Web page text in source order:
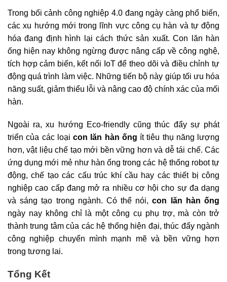
Trong bối cảnh công nghiệp 4.0 đang ngày càng phổ biến,
các xu hướng mới trong lĩnh vực công cụ hàn và tự động
hóa đang định hình lại cách thức sản xuất. Con lăn hàn
ống hiện nay không ngừng được nâng cấp về công nghệ,
tích hợp cảm biến, kết nối IoT để theo dõi và điều chỉnh tự
động quá trình làm việc. Những tiến bộ này giúp tối ưu hóa
năng suất, giảm thiểu lỗi và nâng cao độ chính xác của mối
hàn.
Ngoài ra, xu hướng Eco-friendly cũng thúc đẩy sự phát
triển của các loại con lăn hàn ống ít tiêu thụ năng lượng
hơn, vật liệu chế tạo mới bền vững hơn và dễ tái chế. Các
ứng dụng mới mẻ như hàn ống trong các hệ thống robot tự
động, chế tạo các cấu trúc khí cầu hay các thiết bị công
nghiệp cao cấp đang mở ra nhiều cơ hội cho sự đa dạng
và sáng tạo trong ngành. Có thể nói,con lăn hàn ống
ngày nay không chỉ là một công cụ phụ trợ, mà còn trở
thành trung tâm của các hệ thống hiện đại, thúc đẩy ngành
công nghiệp chuyển mình mạnh mẽ và bền vững hơn
trong tương lai.
Tổng Kết